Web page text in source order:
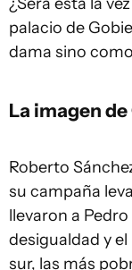
palacio de
dama sino
La imagen
Roberto
su campaña
llevaron a
desigualdad y
sur, las más